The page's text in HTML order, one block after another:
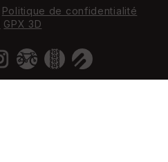
Politique de confidentialité
GPX 3D